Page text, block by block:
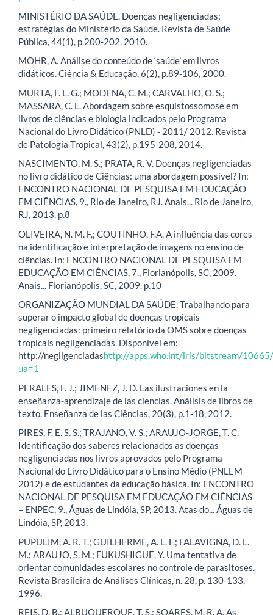
MINISTÉRIO DA SAÚDE. Doenças negligenciadas:
estratégias do Ministério da Saúde. Revista de Saúde
Pública, 44(1), p.200-202, 2010.
MOHR, A. Análise do conteúdo de ‘saúde’ em livros
didáticos. Ciência & Educação, 6(2), p.89-106, 2000.
MURTA, F. L. G.; MODENA, C. M.; CARVALHO, O. S.;
MASSARA, C. L. Abordagem sobre esquistossomose em
livros de ciências e biologia indicados pelo Programa
Nacional do Livro Didático (PNLD) - 2011/ 2012. Revista
de Patologia Tropical, 43(2), p.195-208, 2014.
NASCIMENTO, M. S.; PRATA, R. V. Doenças negligenciadas
no livro didático de Ciências: uma abordagem possível? In:
ENCONTRO NACIONAL DE PESQUISA EM EDUCAÇÃO
EM CIÊNCIAS, 9., Rio de Janeiro, RJ. Anais... Rio de Janeiro,
RJ, 2013. p.8
OLIVEIRA, N. M. F.; COUTINHO, F.A. A influência das cores
na identificação e interpretação de imagens no ensino de
ciências. In: ENCONTRO NACIONAL DE PESQUISA EM
EDUCAÇÃO EM CIÊNCIAS, 7., Florianópolis, SC, 2009.
Anais... Florianópolis, SC, 2009. p.10
ORGANIZAÇÃO MUNDIAL DA SAÚDE. Trabalhando para
superar o impacto global de doenças tropicais
negligenciadas: primeiro relatório da OMS sobre doenças
tropicais negligenciadas. Disponível em:
http://negligenciadashttp://apps.who.int/iris/bitstream/
ua=1
PERALES, F. J.; JIMENEZ, J. D. Las ilustraciones en la
enseñanza-aprendizaje de las ciencias. Análisis de libros de
texto. Enseñanza de las Ciências, 20(3), p.1-18, 2012.
PIRES, F. E. S. S.; TRAJANO, V. S.; ARAUJO-JORGE, T. C.
Identificação dos saberes relacionados as doenças
negligenciadas nos livros aprovados pelo Programa
Nacional do Livro Didático para o Ensino Médio (PNLEM
2012) e de estudantes da educação básica. In: ENCONTRO
NACIONAL DE PESQUISA EM EDUCAÇÃO EM CIÊNCIAS
– ENPEC, 9., Águas de Lindóia, SP, 2013. Atas do... Águas de
Lindóia, SP, 2013.
PUPULIM, A. R. T.; GUILHERME, A. L. F.; FALAVIGNA, D. L.
M.; ARAUJO, S. M.; FUKUSHIGUE, Y. Uma tentativa de
orientar comunidades escolares no controle de parasitoses.
Revista Brasileira de Análises Clínicas, n. 28, p. 130-133,
1996.
REIS, D. B.; ALBUQUERQUE, T. S.; SOARES, M. R. A. As